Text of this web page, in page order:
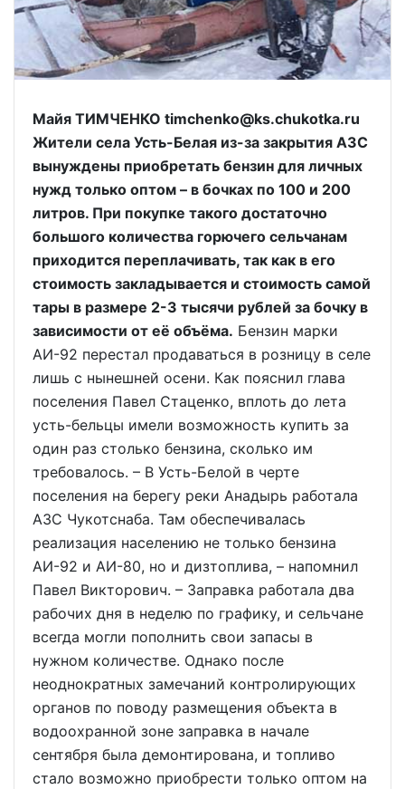
Майя ТИМЧЕНКО timchenko@ks.chukotka.ru
Жители села Усть-Белая из-за закрытия АЗС
вынуждены приобретать бензин для личных
нужд только оптом – в бочках по 100 и 200
литров. При покупке такого достаточно
большого количества горючего сельчанам
приходится переплачивать, так как в его
стоимость закладывается и стоимость самой
тары в размере 2-3 тысячи рублей за бочку в
зависимости от её объёма. Бензин марки
АИ-92 перестал продаваться в розницу в селе
лишь с нынешней осени. Как пояснил глава
поселения Павел Стаценко, вплоть до лета
усть-бельцы имели возможность купить за
один раз столько бензина, сколько им
требовалось. – В Усть-Белой в черте
поселения на берегу реки Анадырь работала
АЗС Чукотснаба. Там обеспечивалась
реализация населению не только бензина
АИ-92 и АИ-80, но и дизтоплива, – напомнил
Павел Викторович. – Заправка работала два
рабочих дня в неделю по графику, и сельчане
всегда могли пополнить свои запасы в
нужном количестве. Однако после
неоднократных замечаний контролирующих
органов по поводу размещения объекта в
водоохранной зоне заправка в начале
сентября была демонтирована, и топливо
стало возможно приобрести только оптом на